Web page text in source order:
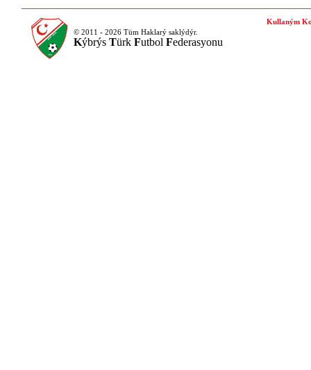
© 2011 - 2026 Tüm Haklarý saklýdýr.
Kýbrýs Türk Futbol Federasyonu
Kullaným